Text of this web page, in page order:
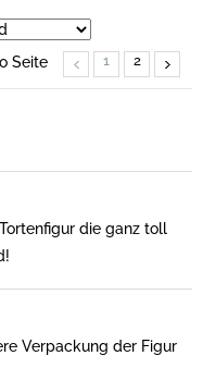
Seite 1 2
die ganz toll
Verpackung der Figur